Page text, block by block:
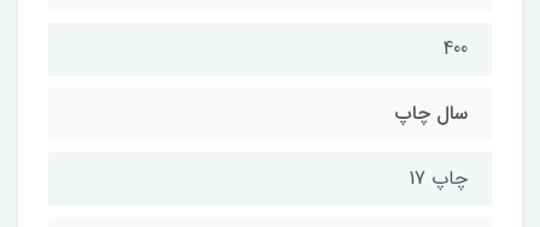
400
سال چاپ
چاپ 17